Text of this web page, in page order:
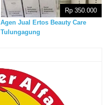
Agen Jual Ertos Beauty Care
Tulungagung
Rp 350.000